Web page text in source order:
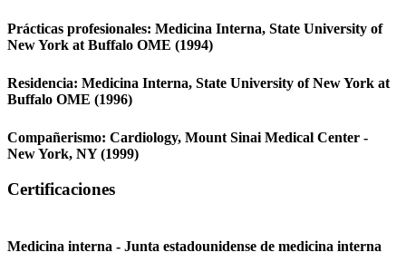
Prácticas profesionales: Medicina Interna, State University of
New York at Buffalo OME (1994)
Residencia: Medicina Interna, State University of New York at
Buffalo OME (1996)
Compañerismo: Cardiology, Mount Sinai Medical Center -
New York, NY(1999)
Certificaciones
Medicina interna - Junta estadounidense de medicina interna